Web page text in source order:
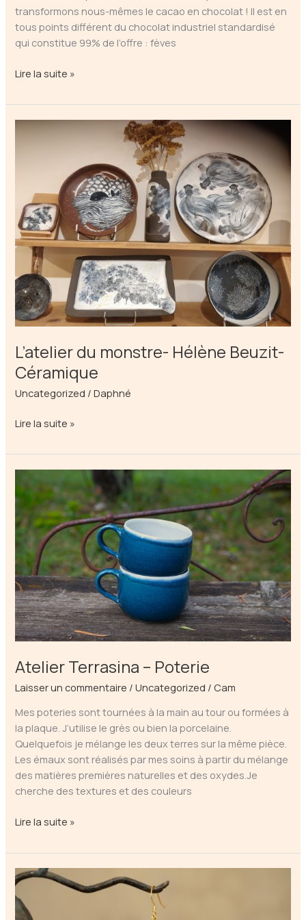
transformons nous-mêmes le cacao en chocolat ! Il est en
tous points différent du chocolat industriel standardisé
qui constitue 99% de l’offre : fèves
Yêrê
Chocolat
artisanal
Lire la suite »
L’atelier du monstre- Hélène Beuzit-
Céramique
Uncategorized /Daphné
L’atelier
monstre-
Hélène
Beuzit-
Céramique
Lire la suite »
Atelier Terrasina – Poterie
Laisser un commentaire /Uncategorized / Cam
Mes poteries sont tournées à la main au tour ou formées à
la plaque. J’utilise le grès ou bien la porcelaine.
Quelquefois je mélange les deux terres sur la même pièce.
Les émaux sont réalisés par mes soins à partir du mélange
des matières premières naturelles et des oxydes.Je
cherche des textures et des couleurs
Atelier
–
Poterie
Lire la suite »